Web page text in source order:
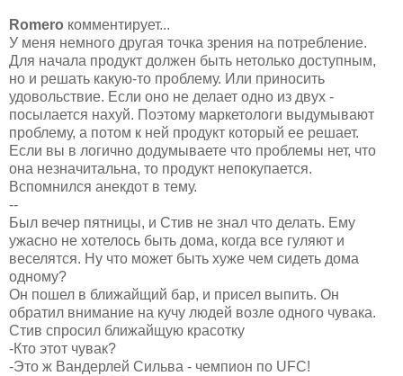
Romero комментирует...
У меня немного другая точка зрения на потребление.
Для начала продукт должен быть нетолько доступным,
но и решать какую-то проблему. Или приносить
удовольствие. Если оно не делает одно из двух -
посылается нахуй. Поэтому маркетологи выдумывают
проблему, а потом к ней продукт который ее решает.
Если вы в логично додумываете что проблемы нет, что
она незначитальна, то продукт непокупается.
Вспомнился анекдот в тему.
--
Был вечер пятницы, и Стив не знал что делать. Ему
ужасно не хотелось быть дома, когда все гуляют и
веселятся. Ну что может быть хуже чем сидеть дома
одному?
Он пошел в ближайщий бар, и присел выпить. Он
обратил внимание на кучу людей возле одного чувака.
Стив спросил ближайщую красотку
-Кто этот чувак?
-Это ж Вандерлей Сильва - чемпион по UFC!